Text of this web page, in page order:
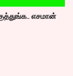
எசமான்